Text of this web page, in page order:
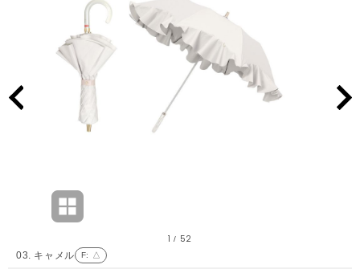
03. キャメル F: △
1 / 52